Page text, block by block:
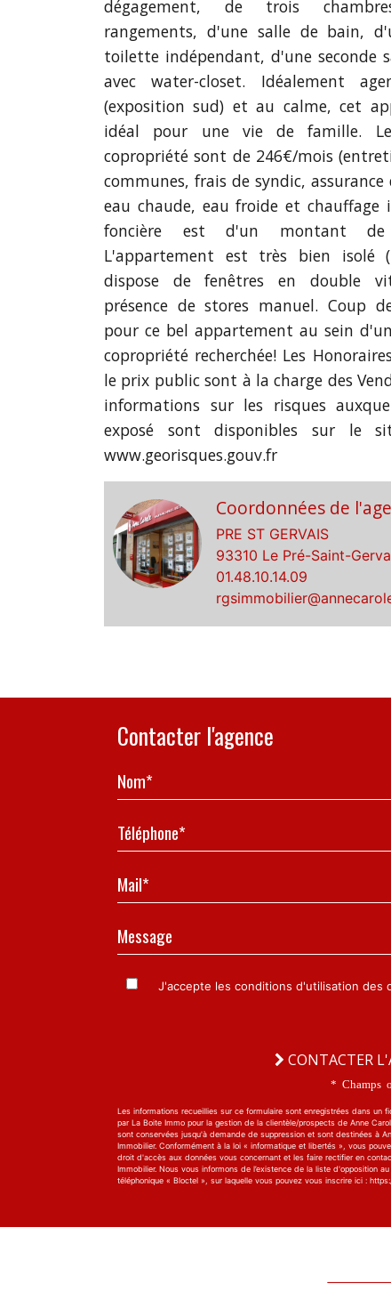
dégagement, de trois
rangements, d'une salle de bain,
toilette indépendant, d'une seconde
avec water-closet. Idéalement
(exposition sud) et au calme, cet
idéal pour une vie de famille.
copropriété sont de 246€/mois
communes, frais de syndic,
eau chaude, eau froide et chauffage
foncière est d'un montant
L'appartement est très bien isolé
dispose de fenêtres en double
présence de stores manuel. Coup
pour ce bel appartement au sein
copropriété recherchée! Les
le prix public sont à la charge des
informations sur les risques
exposé sont disponibles sur le
www.georisques.gouv.fr
Coordonnées de
PRE ST GERVAIS
93310 Le Pré-Saint-
01.48.10.14.09
Contacter l'agence
Nom*
Téléphone*
Mail*
Message
J'accepte les conditions d'utilisation des
CONTACTER
* Champs
Les informations recueillies sur ce formulaire sont enregistrées dans un
par La Boite Immo pour la gestion de la clientèle/prospects de Anne
sont conservées jusqu'à demande de suppression et sont destinées à
Immobilier. Conformément à la loi « informatique et libertés », vous
droit d'accès aux données vous concernant et les faire rectifier en
Immobilier. Nous vous informons de l’existence de la liste d'opposition
téléphonique « Bloctel », sur laquelle vous pouvez vous inscrire ici :